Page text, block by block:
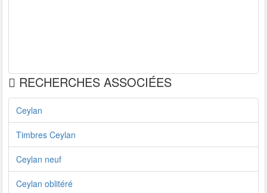
RECHERCHES ASSOCIÉES
Ceylan
Timbres Ceylan
Ceylan neuf
Ceylan oblitéré